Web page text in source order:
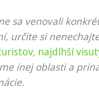
sa venovali
určite si
najdlhší
inej oblasti a